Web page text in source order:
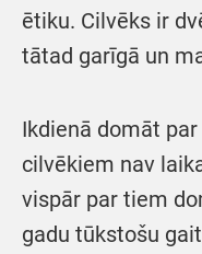
ētiku. Cilvēks ir
tātad garīgā un
Ikdienā domāt
cilvēkiem nav
vispār par tiem
gadu tūkstošu